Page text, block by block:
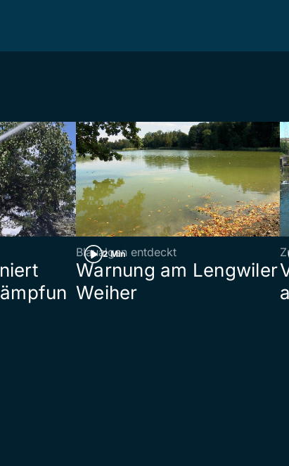
2 Min
Blaualgen entdeckt
Warnung am Lengwiler
Weiher